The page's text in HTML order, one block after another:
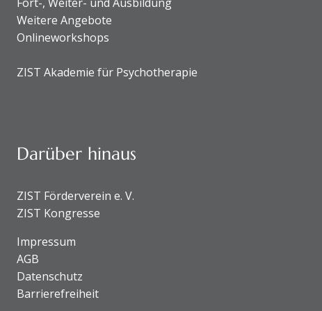
Weitere Angebote
Onlineworkshops
ZIST Akademie für Psychotherapie
Darüber hinaus
ZIST Förderverein e. V.
ZIST Kongresse
Impressum
AGB
Datenschutz
Barrierefreiheit